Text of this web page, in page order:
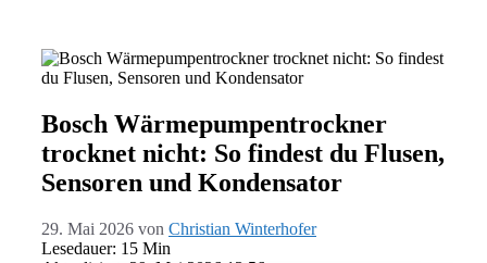
Bosch Wärmepumpentrockner
trocknet nicht: So findest du Flusen,
Sensoren und Kondensator
29. Mai 2026 von Christian Winterhofer
Lesedauer: 15 Min